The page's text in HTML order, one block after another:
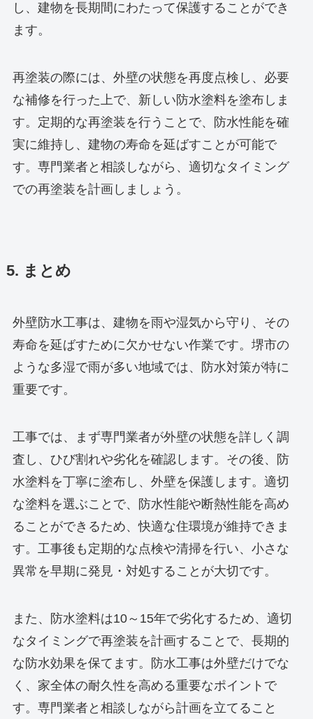
し、建物を長期間にわたって保護することができ
ます。
再塗装の際には、外壁の状態を再度点検し、必要
な補修を行った上で、新しい防水塗料を塗布しま
す。定期的な再塗装を行うことで、防水性能を確
実に維持し、建物の寿命を延ばすことが可能で
す。専門業者と相談しながら、適切なタイミング
での再塗装を計画しましょう。
5. まとめ
外壁防水工事は、建物を雨や湿気から守り、その
寿命を延ばすために欠かせない作業です。堺市の
ような多湿で雨が多い地域では、防水対策が特に
重要です。
工事では、まず専門業者が外壁の状態を詳しく調
査し、ひび割れや劣化を確認します。その後、防
水塗料を丁寧に塗布し、外壁を保護します。適切
な塗料を選ぶことで、防水性能や断熱性能を高め
ることができるため、快適な住環境が維持できま
す。工事後も定期的な点検や清掃を行い、小さな
異常を早期に発見・対処することが大切です。
また、防水塗料は10～15年で劣化するため、適切
なタイミングで再塗装を計画することで、長期的
な防水効果を保てます。防水工事は外壁だけでな
く、家全体の耐久性を高める重要なポイントで
す。専門業者と相談しながら計画を立てること